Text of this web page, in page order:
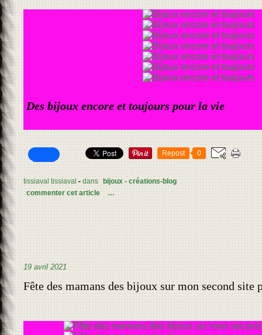
Des bijoux encore et toujours pour la vie
Repost 0
tissiaval tissiaval -dans
bijoux - créations-blog
commenter cet article
…
19 avril 2021
Fête des mamans des bijoux sur mon second site